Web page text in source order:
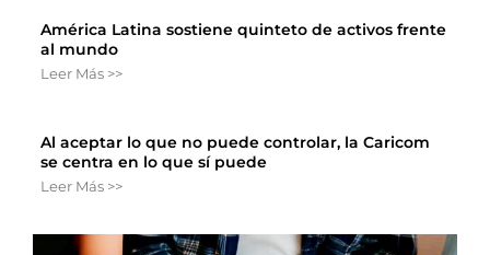
América Latina sostiene quinteto de activos frente
al mundo
Leer Más >>
Al aceptar lo que no puede controlar, la Caricom
se centra en lo que sí puede
Leer Más >>